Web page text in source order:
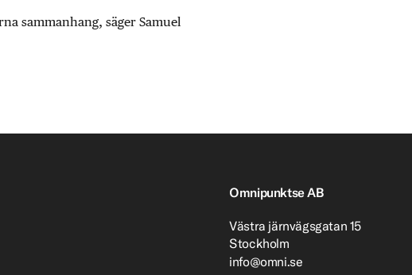
sammanhang, säger Samuel
Omnipunktse AB
Västra järnvägsgatan 15
Stockholm
info@omni.se